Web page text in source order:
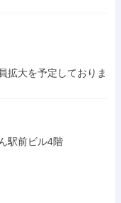
拡大を予定しておりま
駅前ビル4階